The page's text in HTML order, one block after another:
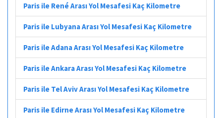
Paris ile René Arası Yol Mesafesi Kaç Kilometre
Paris ile Lubyana Arası Yol Mesafesi Kaç Kilometre
Paris ile Adana Arası Yol Mesafesi Kaç Kilometre
Paris ile Ankara Arası Yol Mesafesi Kaç Kilometre
Paris ile Tel Aviv Arası Yol Mesafesi Kaç Kilometre
Paris ile Edirne Arası Yol Mesafesi Kaç Kilometre